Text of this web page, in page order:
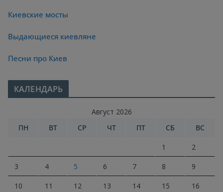
Киевские мосты
Выдающиеся киевляне
Песни про Киев
КАЛЕНДАРЬ
Август 2026
ПН
ВТ СР ЧТ ПТ СБ ВС
1 2
3 4 5 6 7 8 9
10 11 12 13 14 15 16